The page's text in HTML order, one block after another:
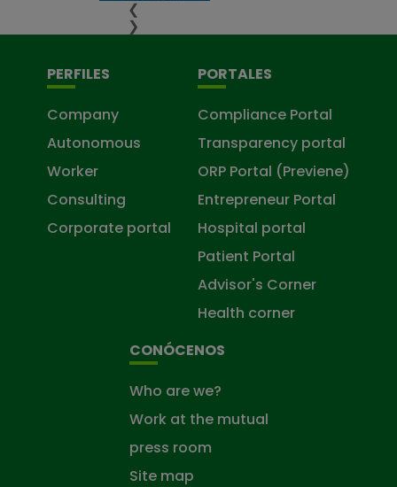
❮
❯
PERFILES
Company
Autonomous
Worker
Consulting
Corporate portal
PORTALES
Compliance Portal
Transparency portal
ORP Portal (Previene)
Entrepreneur Portal
Hospital portal
Patient Portal
Advisor's Corner
Health corner
CONÓCENOS
Who are we?
Work at the mutual
press room
Site map